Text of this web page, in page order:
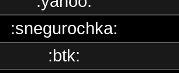
:snegurochka:
:btk: